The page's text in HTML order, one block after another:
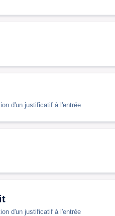
d'un justificatif à l'entrée
d'un justificatif à l'entrée